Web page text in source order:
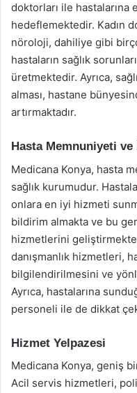
doktorları ile hastalarına
hedeflemektedir. Kadın
nöroloji, dahiliye gibi
hastaların sağlık
üretmektedir. Ayrıca,
alması, hastane
artırmaktadır.
Hasta Memnuniyeti
Medicana Konya, hasta
sağlık kurumudur.
onlara en iyi hizmeti
bildirim almakta ve bu
hizmetlerini
danışmanlık hizmetleri,
bilgilendirilmesini ve
Ayrıca, hastalarına
personeli ile de dikkat
Hizmet Yelpazesi
Medicana Konya, geniş
Acil servis hizmetleri,